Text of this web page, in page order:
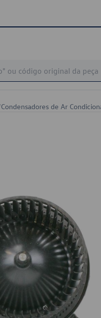
Condensadores de Ar